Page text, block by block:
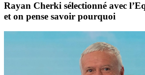
Rayan Cherki sélectionné avec
et on pense savoir pourquoi